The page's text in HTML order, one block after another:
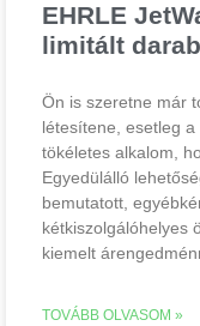
EHRLE
limitált
Ön is szeretne már
létesítene, esetleg
tökéletes alkalom,
Egyedülálló
bemutatott,
kétkiszolgálóhelyes
kiemelt
TOVÁBB OLVASOM »